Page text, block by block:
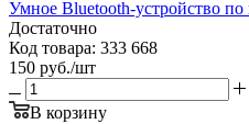
Умное Bluetooth-устройство по
Достаточно
Код товара: 333 668
150 руб./шт
В корзину